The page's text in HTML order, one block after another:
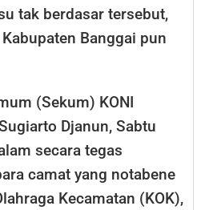
tak berdasar tersebut,
Banggai pun
(Sekum) KONI
Djanun, Sabtu
secara tegas
camat yang notabene
Kecamatan (KOK),